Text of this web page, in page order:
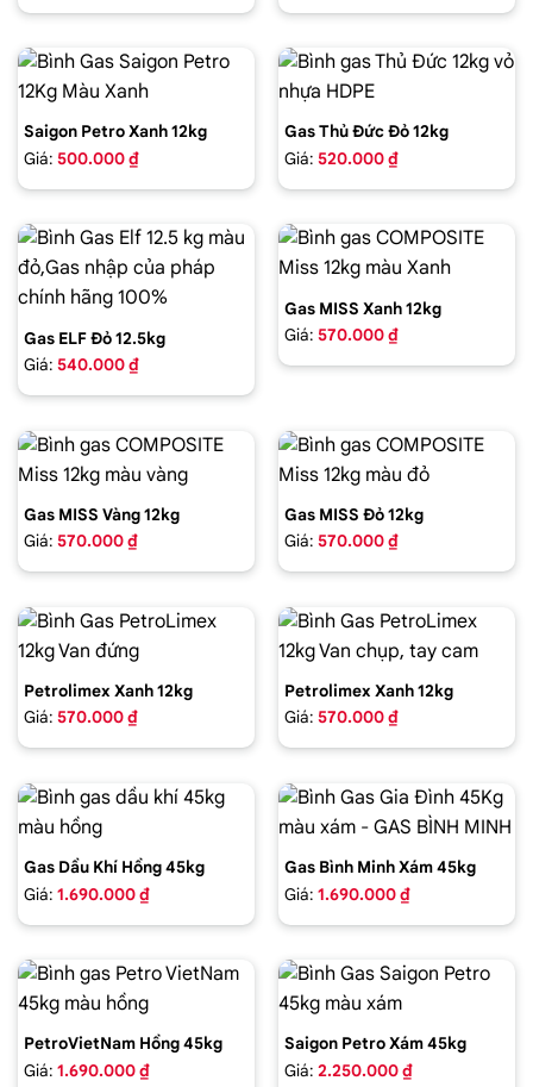
Saigon Petro Xanh 12kg
Giá: 500.000 ₫
Gas Thủ Đức Đỏ 12kg
Giá: 520.000 ₫
Gas ELF Đỏ 12.5kg
Giá: 540.000 ₫
Gas MISS Xanh 12kg
Giá: 570.000 ₫
Gas MISS Vàng 12kg
Giá: 570.000 ₫
Gas MISS Đỏ 12kg
Giá: 570.000 ₫
Petrolimex Xanh 12kg
Giá: 570.000 ₫
Petrolimex Xanh 12kg
Giá: 570.000 ₫
Gas Dầu Khí Hồng 45kg
Giá: 1.690.000 ₫
Gas Bình Minh Xám 45kg
Giá: 1.690.000 ₫
PetroVietNam Hồng 45kg
Giá: 1.690.000 ₫
Saigon Petro Xám 45kg
Giá: 2.250.000 ₫